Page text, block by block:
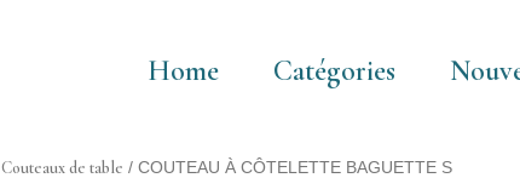
Home Catégories
Couteaux de table / COUTEAU À CÔTELETTE BAGUETTE S